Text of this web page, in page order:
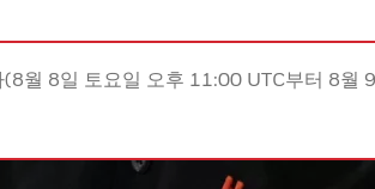
월 8일 토요일 오후 11:00 UTC부터 8월